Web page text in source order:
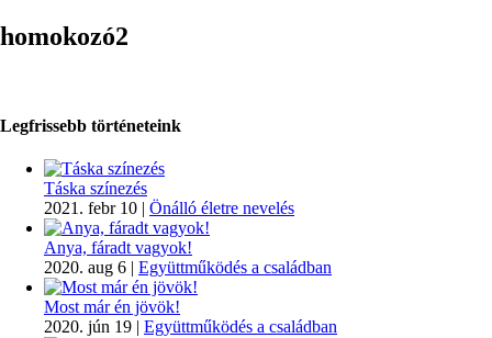
homokozó2
Legfrissebb történeteink
Táska színezés
2021. febr 10 | Önálló életre nevelés
Anya, fáradt vagyok!
2020. aug 6 | Együttműködés a családban
Most már én jövök!
2020. jún 19 | Együttműködés a családban